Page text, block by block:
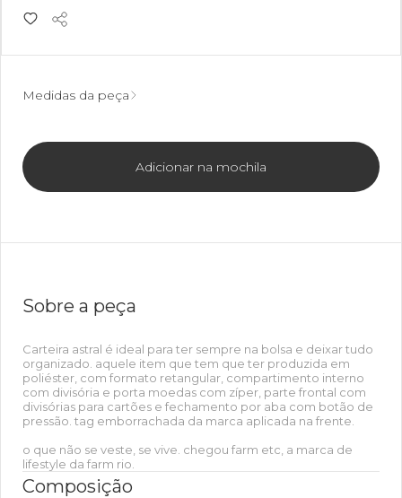
Medidas da peça
Adicionar na mochila
Sobre a peça
Carteira astral é ideal para ter sempre na bolsa e deixar tudo
organizado. aquele item que tem que ter produzida em
poliéster, com formato retangular, compartimento interno
com divisória e porta moedas com zíper, parte frontal com
divisórias para cartões e fechamento por aba com botão de
pressão. tag emborrachada da marca aplicada na frente.
o que não se veste, se vive. chegou farm etc, a marca de
lifestyle da farm rio.
Composição